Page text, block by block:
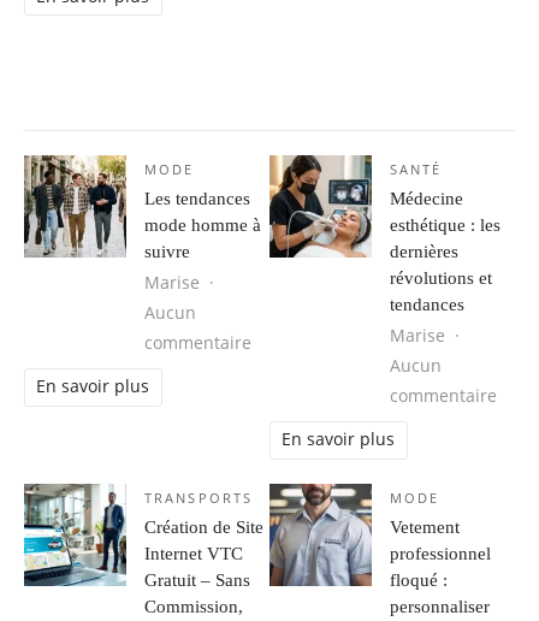
MODE
Les tendances
mode homme à
suivre
Marise
Aucun
commentaire sur Les tendances mode homme à
En savoir plus
SANTÉ
Médecine
esthétique : les
dernières
révolutions et
tendances
Marise
Aucun
commentaire
En savoir plus
TRANSPORTS
Création de Site
Internet VTC
Gratuit – Sans
Commission,
MODE
Vetement
professionnel
floqué :
personnaliser